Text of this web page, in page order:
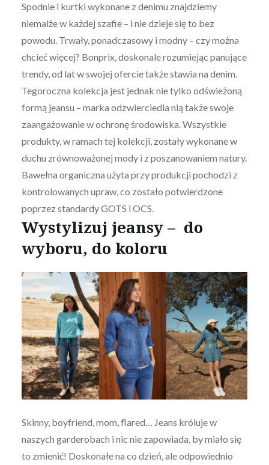
Spodnie i kurtki wykonane z denimu znajdziemy
niemalże w każdej szafie – i nie dzieje się to bez
powodu. Trwały, ponadczasowy i modny – czy można
chcieć więcej? Bonprix, doskonale rozumiejąc panujące
trendy, od lat w swojej ofercie także stawia na denim.
Tegoroczna kolekcja jest jednak nie tylko odświeżoną
formą jeansu – marka odzwierciedla nią także swoje
zaangażowanie w ochronę środowiska. Wszystkie
produkty, w ramach tej kolekcji, zostały wykonane w
duchu zrównoważonej mody i z poszanowaniem natury.
Bawełna organiczna użyta przy produkcji pochodzi z
kontrolowanych upraw, co zostało potwierdzone
poprzez standardy GOTS i OCS.
Wystylizuj jeansy – do
wyboru, do koloru
Skinny, boyfriend, mom, flared… Jeans króluje w
naszych garderobach i nic nie zapowiada, by miało się
to zmienić! Doskonałe na co dzień, ale odpowiednio